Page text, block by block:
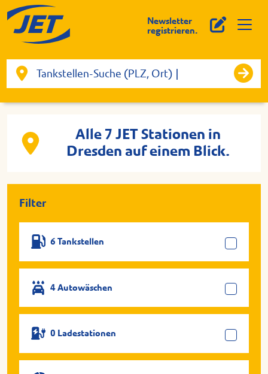
Newsletter
registrieren.
Alle 7 JET Stationen in
Dresden auf einem Blick.
Filter
6 Tankstellen
4 Autowäschen
0 Ladestationen